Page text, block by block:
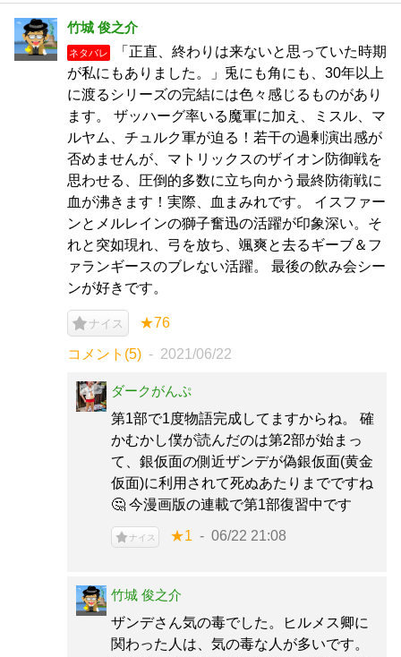
竹城 俊之介
ネタバレ
「正直、終わりは来ないと思っていた時期
が私にもありました。」兎にも角にも、30年以上
に渡るシリーズの完結には色々感じるものがあり
ます。 ザッハーグ率いる魔軍に加え、ミスル、マ
ルヤム、チュルク軍が迫る！若干の過剰演出感が
否めませんが、マトリックスのザイオン防御戦を
思わせる、圧倒的多数に立ち向かう最終防衛戦に
血が沸きます！実際、血まみれです。 イスファー
ンとメルレインの獅子奮迅の活躍が印象深い。そ
れと突如現れ、弓を放ち、颯爽と去るギーブ＆フ
ァランギースのブレない活躍。 最後の飲み会シー
ンが好きです。
ナイス ★76
コメント(5) 2021/06/22
ダークがんぷ
第1部で1度物語完成してますからね。 確
かむかし僕が読んだのは第2部が始まっ
て、銀仮面の側近ザンデが偽銀仮面(黄金
仮面)に利用されて死ぬあたりまでですね
🤔 今漫画版の連載で第1部復習中です
ナイス ★1 06/22 21:08
竹城 俊之介
ザンデさん気の毒でした。ヒルメス卿に
関わった人は、気の毒な人が多いです。